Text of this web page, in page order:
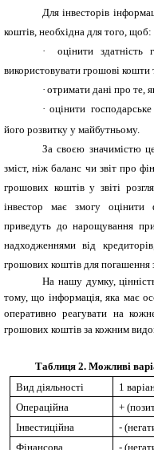
Для інвесторів
коштів, необхідна для того, щоб:
·
оцінити здатність
використовувати грошові кошти
· отримати дані про те,
· оцінити
його розвитку у майбутньому.
За своєю значимістю
зміст, ніж баланс чи звіт про
грошових коштів у звіті
інвестор має змогу оцінити
приведуть до нарощування
надходженнями від
грошових коштів для погашення
На нашу думку,
тому, що інформація, яка має
оперативно реагувати на
грошових коштів за кожним
Таблиця 2. Можливі
Вид діяльності
1
Операційна
+
Інвестиційна
-
Фінансова
-